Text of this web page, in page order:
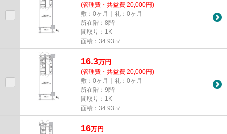
(管理費・共益費 20,000円)
敷：0ヶ月｜礼：0ヶ月
所在階：8階
間取り：1K
面積：34.93㎡
16.3万円
(管理費・共益費 20,000円)
敷：0ヶ月｜礼：0ヶ月
所在階：9階
間取り：1K
面積：34.93㎡
16万円